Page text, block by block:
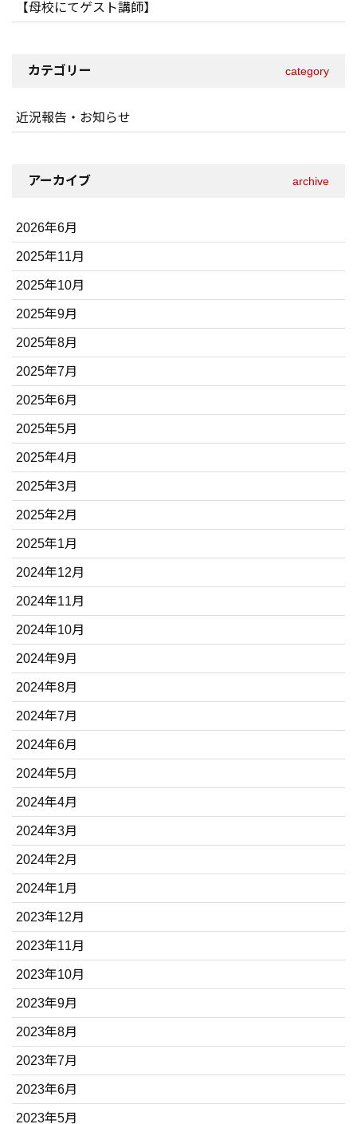
【母校にてゲスト講師】
カテゴリー category
近況報告・お知らせ
アーカイブ archive
2026年6月
2025年11月
2025年10月
2025年9月
2025年8月
2025年7月
2025年6月
2025年5月
2025年4月
2025年3月
2025年2月
2025年1月
2024年12月
2024年11月
2024年10月
2024年9月
2024年8月
2024年7月
2024年6月
2024年5月
2024年4月
2024年3月
2024年2月
2024年1月
2023年12月
2023年11月
2023年10月
2023年9月
2023年8月
2023年7月
2023年6月
2023年5月